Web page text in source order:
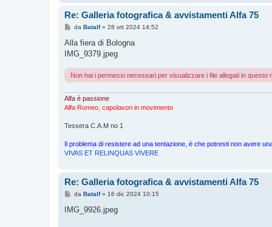
Re: Galleria fotografica & avvistamenti Alfa 75
M
s
a
g
i
o
da Batalf» 28 ott 2024 14:52
Alla fiera di Bologna
IMG_9379.jpeg
Non hai i permessi necessari per visualizzare i file allegati in questo
Alfa è passione
Alfa Romeo, capolavori in movimento
Tessera C.A.M no 1
Il problema di resistere ad una tentazione, è che potresti non avere
VIVAS ET RELINQUAS VIVERE
Re: Galleria fotografica & avvistamenti Alfa 75
M
s
da Batalf» 16 dic 2024 10:15
IMG_9926.jpeg